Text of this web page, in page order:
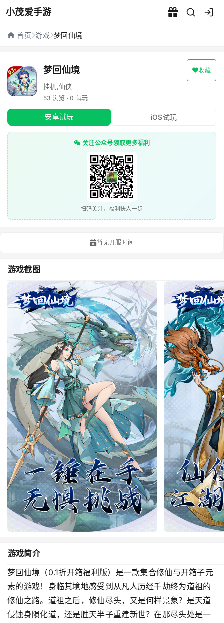
小茂爱手游
梦回仙境 - 小茂爱手游
首页 游戏 梦回仙境
梦回仙境 收藏
挂机,仙侠
53 浏览 · 0 试玩
安卓试玩 iOS试玩
关注公众号领取更多福利
扫码关注，福利快人一步
暂无开服时间
游戏截图
游戏简介
梦回仙境（0.1折开箱福利版）是一款集合修仙与开箱子元
素的游戏！身临其境地感受到从凡人历经千劫终为道祖的
修仙之路。道祖之后，修仙尽头，又是何样景象？是天道
侵蚀身陨化道，还是胜天半子重建新世？在那尽头处是一